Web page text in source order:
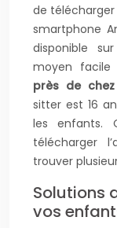
de télécharger
smartphone
disponible
moyen facile
près de
sitter est 16
les enfants.
télécharger
trouver
Solutions
vos